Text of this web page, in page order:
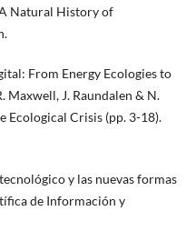
Natural History of
From Energy Ecologies to
Maxwell, J. Raundalen & N.
Ecological Crisis (pp. 3-18).
y las nuevas formas
de Información y